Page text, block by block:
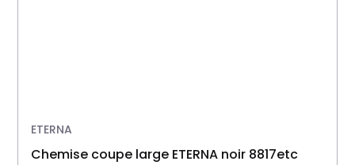
ETERNA
chemise coupe large ETERNA noir 8817etc